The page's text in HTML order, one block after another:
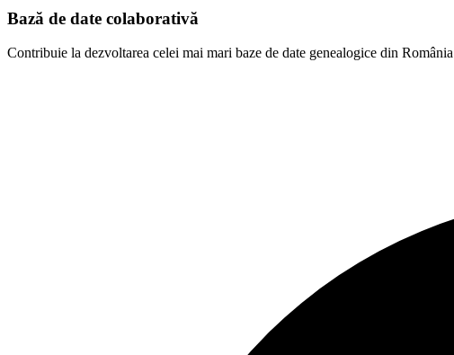
Bază de date colaborativă
Contribuie la dezvoltarea celei mai mari baze de date genealogice din România